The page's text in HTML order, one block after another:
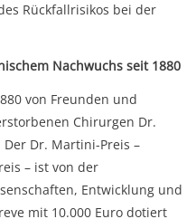
Rückfallrisikos bei der
Nachwuchs seit 1880
von Freunden und
Chirurgen Dr.
Dr. Martini-Preis –
– ist von der
Entwicklung und
mit 10.000 Euro dotiert